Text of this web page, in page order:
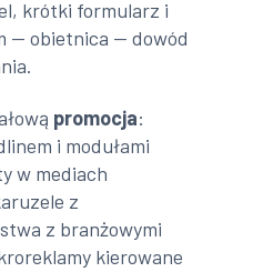
krótki formularz i
— obietnica — dowód
promocja:
i modułami
w mediach
z
z branżowymi
kierowane